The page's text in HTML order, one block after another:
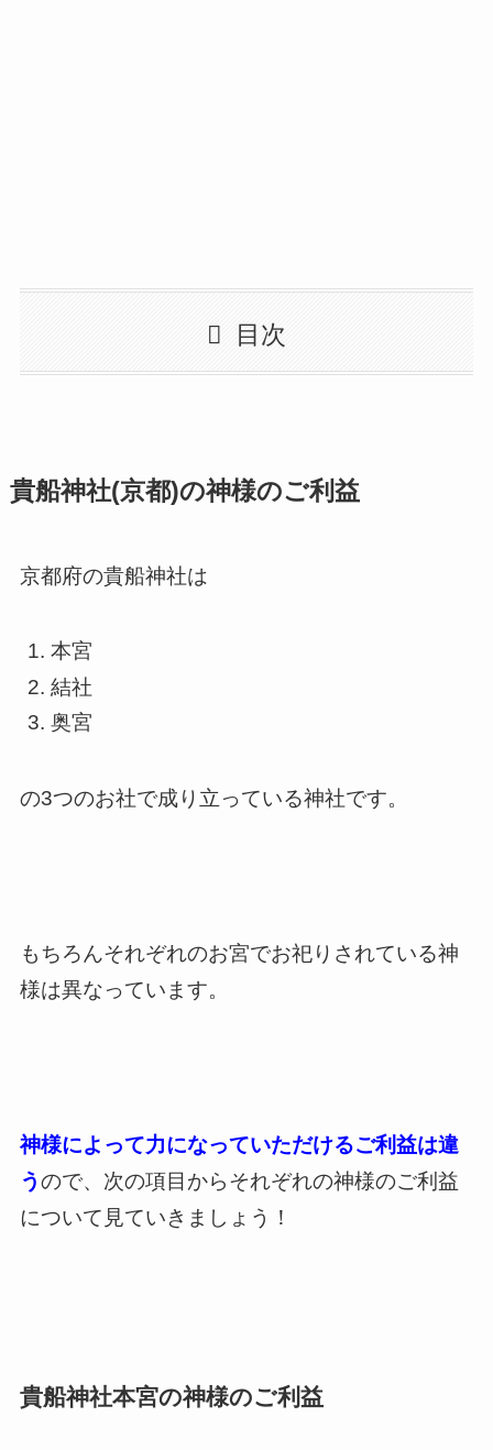
目次
貴船神社(京都)の神様のご利益
京都府の貴船神社は
本宮
結社
奥宮
の3つのお社で成り立っている神社です。
もちろんそれぞれのお宮でお祀りされている神
様は異なっています。
神様によって力になっていただけるご利益は違
うので、次の項目からそれぞれの神様のご利益
について見ていきましょう！
貴船神社本宮の神様のご利益